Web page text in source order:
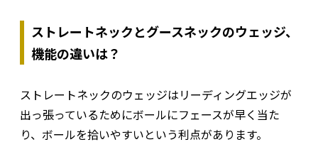
ストレートネックとグースネックのウェッジ、
機能の違いは？
ストレートネックのウェッジはリーディングエッジが
出っ張っているためにボールにフェースが早く当た
り、ボールを拾いやすいという利点があります。